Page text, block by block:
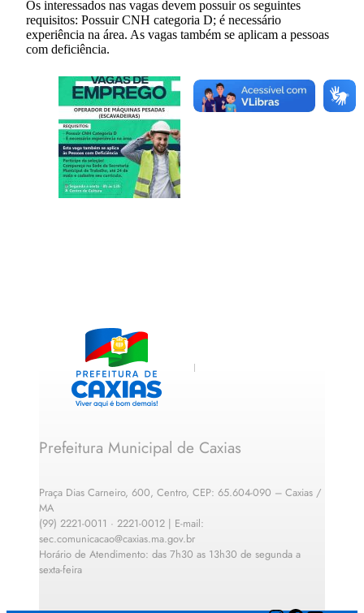
Os interessados nas vagas devem possuir os seguintes
requisitos: Possuir CNH categoria D; é necessário
experiência na área. As vagas também se aplicam a pessoas
com deficiência.
Prefeitura Municipal de Caxias
Praça Dias Carneiro, 600, Centro, CEP: 65.604-090 – Caxias /
MA
(99) 2221-0011 · 2221-0012 | E-mail:
sec.comunicacao@caxias.ma.gov.br
Horário de Atendimento: das 7h30 as 13h30 de segunda a
sexta-feira